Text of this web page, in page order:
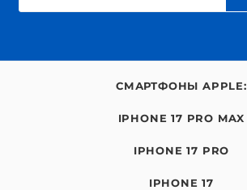
СМАРТФОНЫ APPLE:
IPHONE 17 PRO MAX
IPHONE 17 PRO
IPHONE 17